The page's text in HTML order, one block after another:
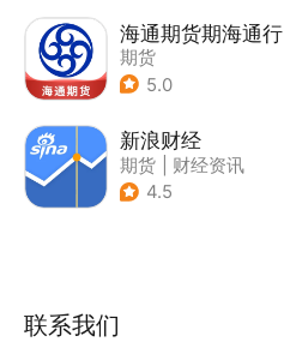
海通期货期海通行
期货
5.0
新浪财经
期货
财经资讯
4.5
联系我们